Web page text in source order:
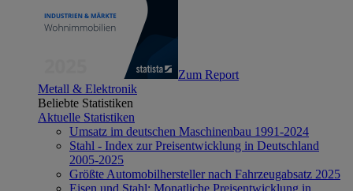
Zum Report
Metall & Elektronik
Beliebte Statistiken
Aktuelle Statistiken
Umsatz im deutschen Maschinenbau 1991-2024
Stahl - Index zur Preisentwicklung in Deutschland
2005-2025
Größte Automobilhersteller nach Fahrzeugabsatz 2025
Eisen und Stahl: Monatliche Preisentwicklung in